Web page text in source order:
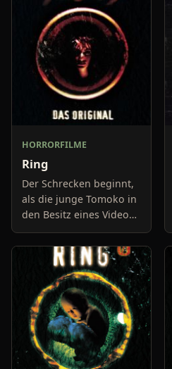
HORRORFILME
Ring
Der Schrecken beginnt,
als die junge Tomoko in
den Besitz eines Videos
gerät, dass
offensichtlich mit einem
bösen Fluch behaftet ist.
Eine Woche nachdem sie